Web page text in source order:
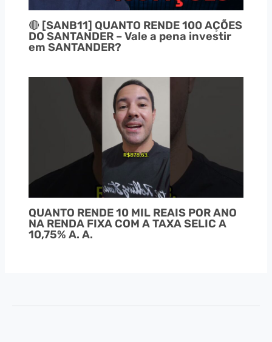
🔴 [SANB11] QUANTO RENDE 100 AÇÕES
DO SANTANDER – Vale a pena investir
em SANTANDER?
QUANTO RENDE 10 MIL REAIS POR ANO
NA RENDA FIXA COM A TAXA SELIC A
10,75% A. A.